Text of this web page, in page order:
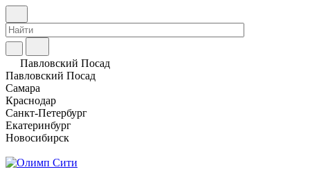
Павловский Посад
Павловский Посад
Самара
Краснодар
Санкт-Петербург
Екатеринбург
Новосибирск